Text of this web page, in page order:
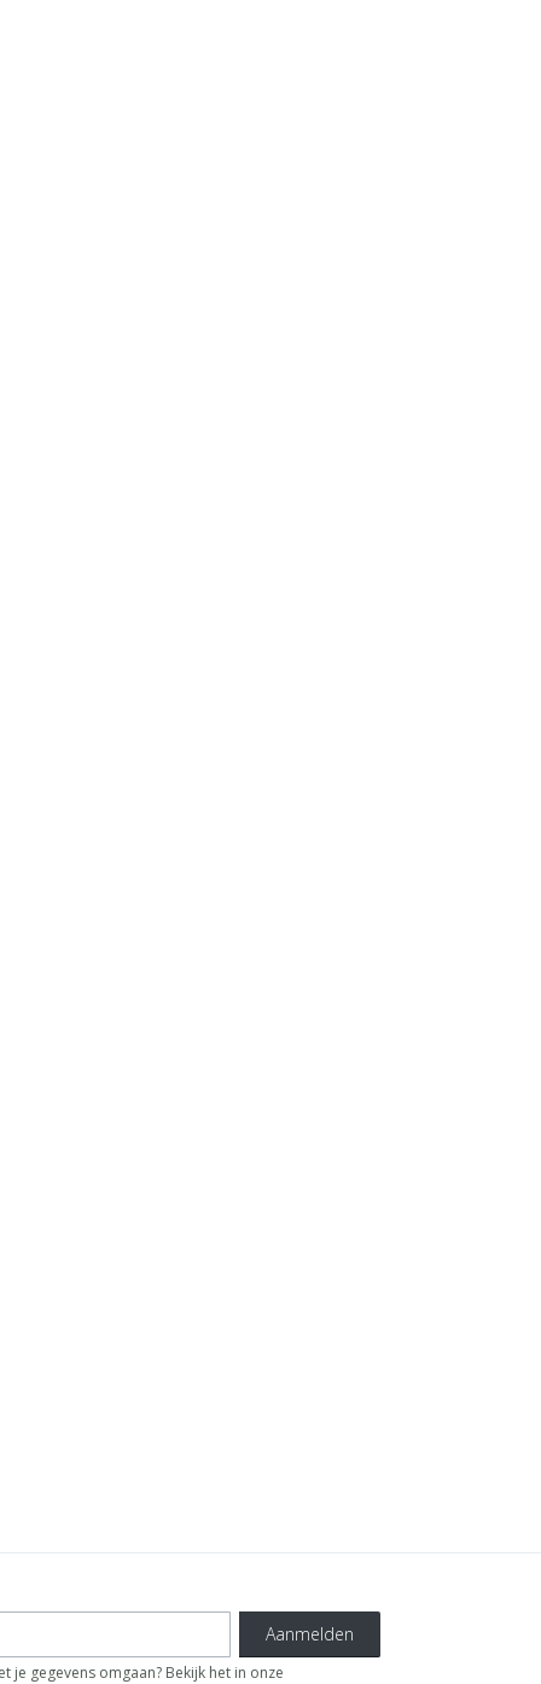
Aanmelden
je gegevens omgaan? Bekijk het in onze